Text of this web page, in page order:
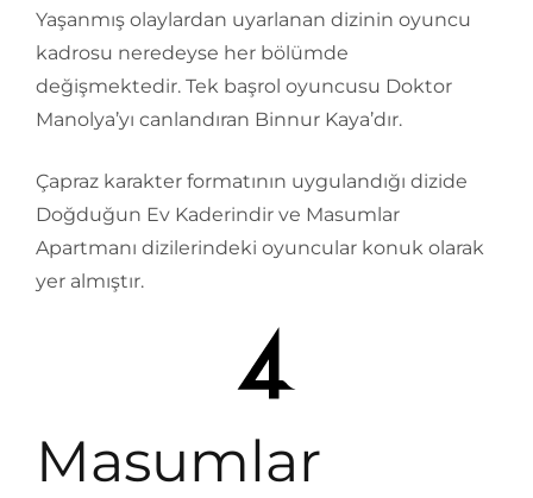
Yaşanmış olaylardan uyarlanan dizinin oyuncu
kadrosu neredeyse her bölümde
değişmektedir. Tek başrol oyuncusu Doktor
Manolya’yı canlandıran Binnur Kaya’dır.
Çapraz karakter formatının uygulandığı dizide
Doğduğun Ev Kaderindir ve Masumlar
Apartmanı dizilerindeki oyuncular konuk olarak
yer almıştır.
Masumlar